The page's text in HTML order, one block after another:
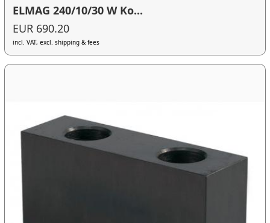
ELMAG 240/10/30 W Ko...
EUR 690.20
incl. VAT, excl. shipping & fees